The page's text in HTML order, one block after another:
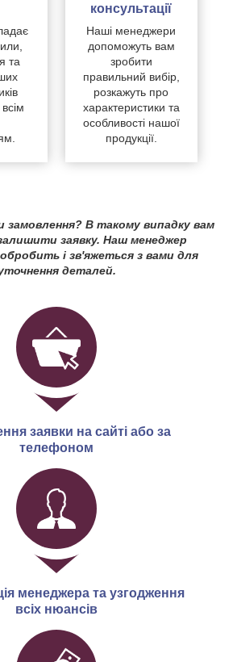
та
консультації
Наші менеджери
допоможуть вам
зробити
правильний вибір,
розкажуть про
характеристики та
особливості нашої
продукції.
В такому випадку вам
заявку. Наш менеджер
і зв'яжеться з вами для
деталей.
заявки на сайті або за
телефоном
менеджера та узгодження
всіх нюансів